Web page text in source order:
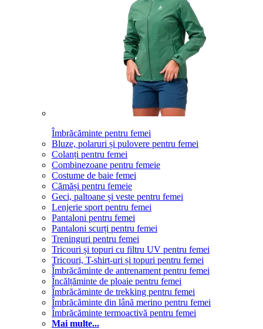
Îmbrăcăminte pentru femei
Bluze, polaruri și pulovere pentru femei
Colanți pentru femei
Combinezoane pentru femeie
Costume de baie femei
Cămăși pentru femeie
Geci, paltoane și veste pentru femei
Lenjerie sport pentru femei
Pantaloni pentru femei
Pantaloni scurți pentru femei
Treninguri pentru femei
Tricouri și topuri cu filtru UV pentru femei
Tricouri, T-shirt-uri și topuri pentru femei
Îmbrăcăminte de antrenament pentru femei
Încălțăminte de ploaie pentru femei
Îmbrăcăminte de trekking pentru femei
Îmbrăcăminte din lână merino pentru femei
Îmbrăcăminte termoactivă pentru femei
Mai multe...